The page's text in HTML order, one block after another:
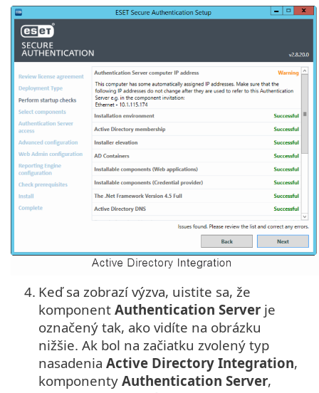
4. Keď sa zobrazí výzva, uistite sa, že
komponent Authentication Server je
označený tak, ako vidíte na obrázku
nižšie. Ak bol na začiatku zvolený typ
nasadenia Active Directory Integration,
komponenty Authentication Server,